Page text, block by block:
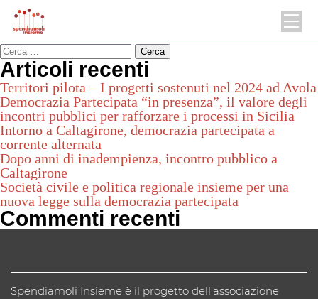
Ricerca per:
Articoli recenti
Territori pilota – I progetti sostenuti nel 2024 ad Avola
Democrazia Partecipata “in presenza”, il valore degli
incontri pubblici per rafforzare i processi in Sicilia
Intorno a Caltagirone, democrazia partecipata a
corrente alternata
Dopo anni di inadempienza, incontro pubblico a
Caltagirone
Società civile e politica regionale insieme per una
nuova legge sulla democrazia partecipata
Commenti recenti
Spendiamoli Insieme è il progetto dell’associazione